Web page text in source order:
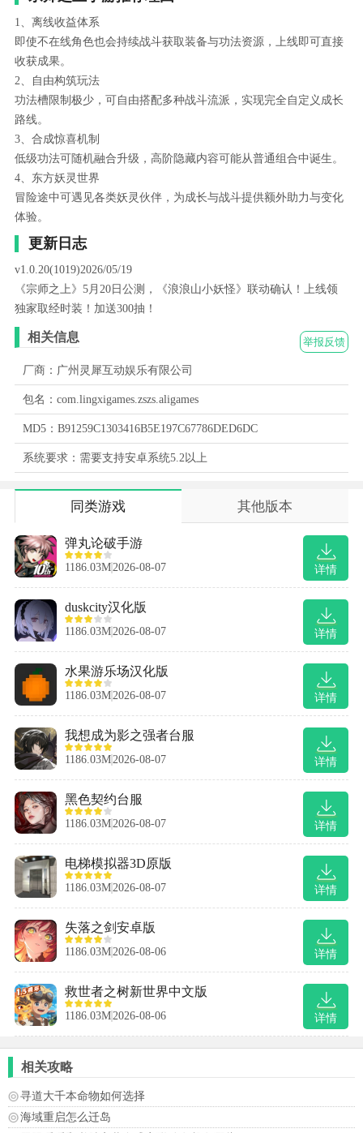
1、离线收益体系
即使不在线角色也会持续战斗获取装备与功法资源，上线即可直接
收获成果。
2、自由构筑玩法
功法槽限制极少，可自由搭配多种战斗流派，实现完全自定义成长
路线。
3、合成惊喜机制
低级功法可随机融合升级，高阶隐藏内容可能从普通组合中诞生。
4、东方妖灵世界
冒险途中可遇见各类妖灵伙伴，为成长与战斗提供额外助力与变化
体验。
更新日志
v1.0.20(1019)2026/05/19
《宗师之上》5月20日公测，《浪浪山小妖怪》联动确认！上线领
独家取经时装！加送300抽！
举报反馈
相关信息
厂商：广州灵犀互动娱乐有限公司
包名：com.lingxigames.zszs.aligames
MD5：B91259C1303416B5E197C67786DED6DC
系统要求：需要支持安卓系统5.2以上
同类游戏 其他版本
详情
弹丸论破手游
1186.03M2026-08-07
详情
duskcity汉化版
1186.03M2026-08-07
详情
水果游乐场汉化版
1186.03M2026-08-07
详情
我想成为影之强者台服
1186.03M2026-08-07
详情
黑色契约台服
1186.03M2026-08-07
详情
电梯模拟器3D原版
1186.03M2026-08-07
详情
失落之剑安卓版
1186.03M2026-08-06
详情
救世者之树新世界中文版
1186.03M2026-08-06
相关攻略
寻道大千本命物如何选择
海域重启怎么迁岛